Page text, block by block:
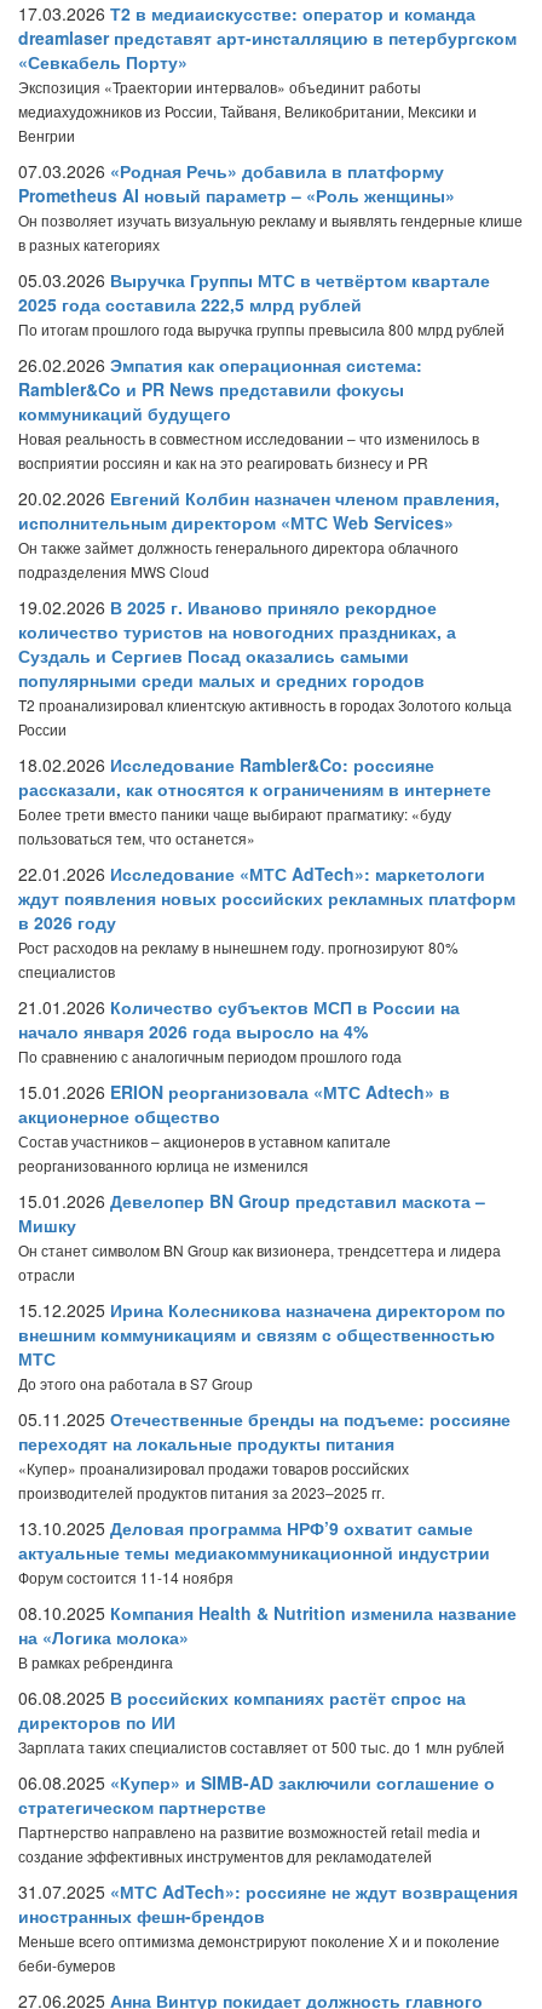
17.03.2026 Т2 в медиаискусстве: оператор и команда
dreamlaser представят арт-инсталляцию в петербургском
«Севкабель Порту»
Экспозиция «Траектории интервалов» объединит работы
медиахудожников из России, Тайваня, Великобритании, Мексики и
Венгрии
07.03.2026 «Родная Речь» добавила в платформу
Prometheus AI новый параметр – «Роль женщины»
Он позволяет изучать визуальную рекламу и выявлять гендерные клише
в разных категориях
05.03.2026 Выручка Группы МТС в четвёртом квартале
2025 года составила 222,5 млрд рублей
По итогам прошлого года выручка группы превысила 800 млрд рублей
26.02.2026 Эмпатия как операционная система:
Rambler&Co и PR News представили фокусы
коммуникаций будущего
Новая реальность в совместном исследовании – что изменилось в
восприятии россиян и как на это реагировать бизнесу и PR
20.02.2026 Евгений Колбин назначен членом правления,
исполнительным директором «МТС Web Services»
Он также займет должность генерального директора облачного
подразделения MWS Cloud
19.02.2026 В 2025 г. Иваново приняло рекордное
количество туристов на новогодних праздниках, а
Суздаль и Сергиев Посад оказались самыми
популярными среди малых и средних городов
T2 проанализировал клиентскую активность в городах Золотого кольца
России
18.02.2026 Исследование Rambler&Co: россияне
рассказали, как относятся к ограничениям в интернете
Более трети вместо паники чаще выбирают прагматику: «буду
пользоваться тем, что останется»
22.01.2026 Исследование «МТС AdTech»: маркетологи
ждут появления новых российских рекламных платформ
в 2026 году
Рост расходов на рекламу в нынешнем году. прогнозируют 80%
специалистов
21.01.2026 Количество субъектов МСП в России на
начало января 2026 года выросло на 4%
По сравнению с аналогичным периодом прошлого года
15.01.2026 ERION реорганизовала «МТС Adtech» в
акционерное общество
Состав участников – акционеров в уставном капитале
реорганизованного юрлица не изменился
15.01.2026 Девелопер BN Group представил маскота –
Мишку
Он станет символом BN Group как визионера, трендсеттера и лидера
отрасли
15.12.2025 Ирина Колесникова назначена директором по
внешним коммуникациям и связям с общественностью
МТС
До этого она работала в S7 Group
05.11.2025 Отечественные бренды на подъеме: россияне
переходят на локальные продукты питания
«Купер» проанализировал продажи товаров российских
производителей продуктов питания за 2023–2025 гг.
13.10.2025 Деловая программа НРФ’9 охватит самые
актуальные темы медиакоммуникационной индустрии
Форум состоится 11-14 ноября
08.10.2025 Компания Health & Nutrition изменила название
на «Логика молока»
В рамках ребрендинга
06.08.2025 В российских компаниях растёт спрос на
директоров по ИИ
Зарплата таких специалистов составляет от 500 тыс. до 1 млн рублей
06.08.2025 «Купер» и SIMB-AD заключили соглашение о
стратегическом партнерстве
Партнерство направлено на развитие возможностей retail media и
создание эффективных инструментов для рекламодателей
31.07.2025 «МТС AdTech»: россияне не ждут возвращения
иностранных фешн-брендов
Меньше всего оптимизма демонстрируют поколение Х и и поколение
беби-бумеров
27.06.2025 Анна Винтур покидает должность главного